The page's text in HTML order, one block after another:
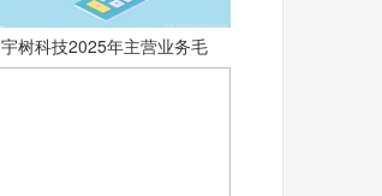
宇树科技2025年主营业务毛